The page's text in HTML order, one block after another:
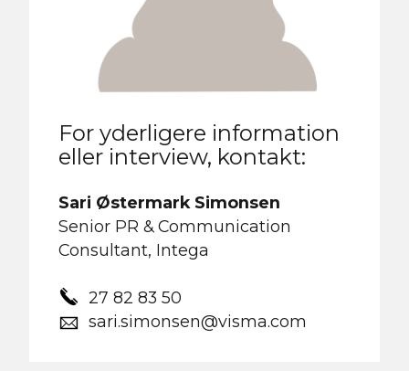
For yderligere information
eller interview, kontakt:
Sari Østermark Simonsen
Senior PR & Communication
Consultant, Intega
27 82 83 50
sari.simonsen@visma.com